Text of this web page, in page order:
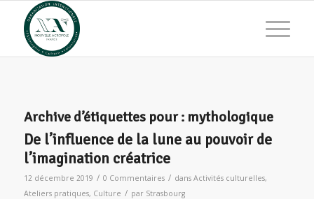
Archive d’étiquettes pour : mythologique
De l’influence de la lune au pouvoir de
l’imagination créatrice
12 décembre 2019 / 0 Commentaires / dans Activités culturelles,
Ateliers pratiques, Culture / par Strasbourg